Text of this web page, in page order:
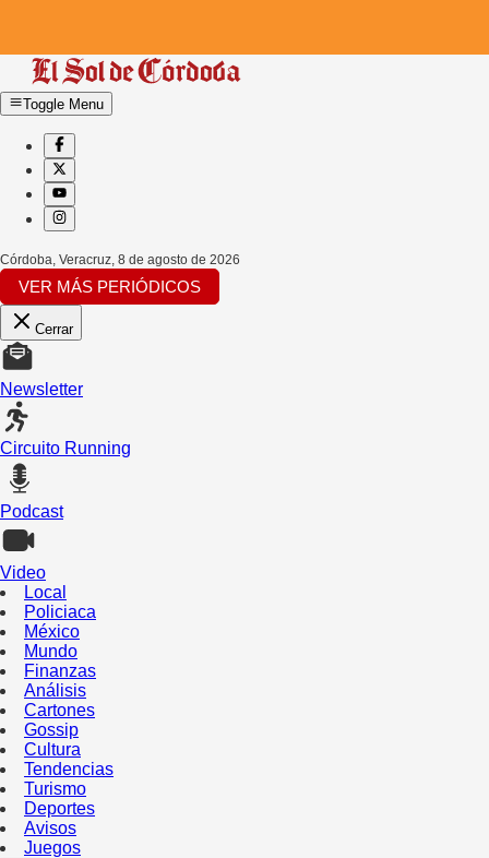
Toggle Menu
Córdoba, Veracruz 8 de agosto de 2026
VER MÁS PERIÓDICOS
Cerrar
Newsletter
Circuito Running
Podcast
Video
Local
Policiaca
México
Mundo
Finanzas
Análisis
Cartones
Gossip
Cultura
Tendencias
Turismo
Deportes
Avisos
Juegos